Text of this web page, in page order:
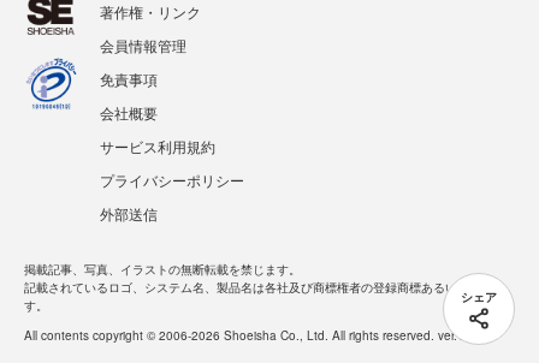
シェア
著作権・リンク
会員情報管理
免責事項
会社概要
サービス利用規約
プライバシーポリシー
外部送信
掲載記事、写真、イラストの無断転載を禁じます。
記載されているロゴ、システム名、製品名は各社及び商標権者の登録商標あるいは商標で
す。
All contents copyright © 2006-2026 Shoeisha Co., Ltd. All rights reserved. ver.1.5